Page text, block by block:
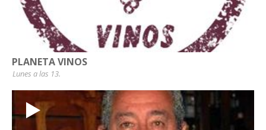
PLANETA VINOS
Lunes a las 13.